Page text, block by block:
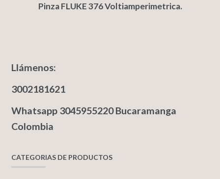
Pinza FLUKE 376 Voltiamperimetrica.
Llámenos:
3002181621
Whatsapp 3045955220 Bucaramanga
Colombia
CATEGORIAS DE PRODUCTOS